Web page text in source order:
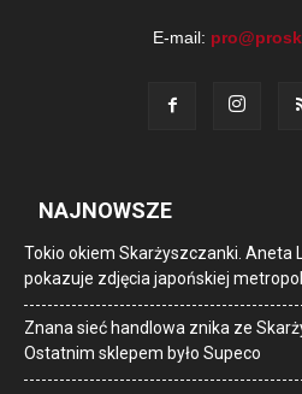
E-mail:
NAJNOWSZE
Tokio okiem Skarżyszczanki. Aneta
pokazuje zdjęcia japońskiej
Znana sieć handlowa znika ze
Ostatnim sklepem było Supeco